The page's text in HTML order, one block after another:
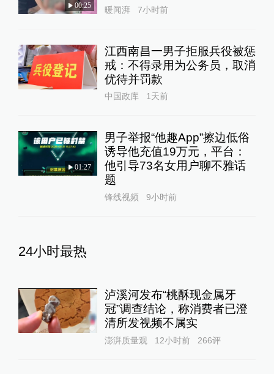
00:25 暖闻湃 7小时前
江西南昌一男子拒服兵役被惩
戒：不得录用为公务员，取消
优待并罚款
中国政库 1天前
01:27
男子举报“他趣App”擦边低俗
诱导他充值19万元，平台：
他引导73名女用户聊不雅话
题
锋线视频 9小时前
24小时最热
泸溪河发布“桃酥现金属牙
冠”调查结论，称消费者已澄
清所发视频不属实
澎湃质量观 12小时前 266评